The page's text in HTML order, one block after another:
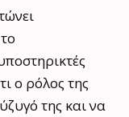
ο ρόλος της
της και να